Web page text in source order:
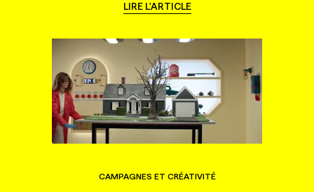
LIRE L'ARTICLE
CAMPAGNES ET CRÉATIVITÉ